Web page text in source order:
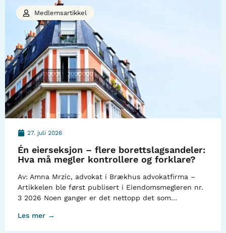
27. juli 2026
Én eierseksjon – flere borettslagsandeler:
Hva må megler kontrollere og forklare?
Av: Amna Mrzic, advokat i Brækhus advokatfirma –
Artikkelen ble først publisert i Eiendomsmegleren nr.
3 2026 Noen ganger er det nettopp det som…
Les mer →
Medlemsartikkel